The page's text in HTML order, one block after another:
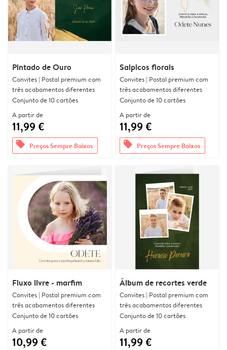
Pintado de Ouro
Convites | Postal premium com
três acabamentos diferentes
Conjunto de 10 cartões
A partir de
11,99 €
offers Preços Sempre Baixos
Salpicos florais
Convites | Postal premium com
três acabamentos diferentes
Conjunto de 10 cartões
A partir de
11,99 €
offers Preços Sempre Baixos
Fluxo livre - marfim
Convites | Postal premium com
três acabamentos diferentes
Conjunto de 10 cartões
A partir de
10,99 €
Álbum de recortes verde
Convites | Postal premium com
três acabamentos diferentes
Conjunto de 10 cartões
A partir de
11,99 €